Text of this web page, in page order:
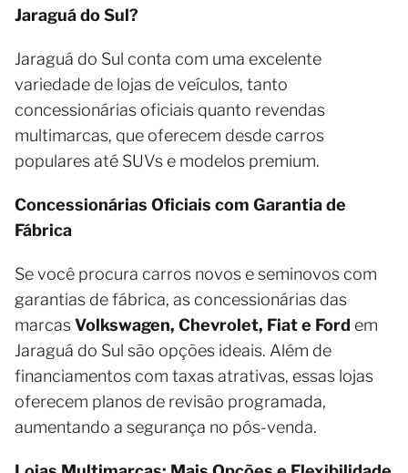
Jaraguá do Sul?
Jaraguá do Sul conta com uma excelente
variedade de lojas de veículos, tanto
concessionárias oficiais quanto revendas
multimarcas, que oferecem desde carros
populares até SUVs e modelos premium.
Concessionárias Oficiais com Garantia de
Fábrica
Se você procura carros novos e seminovos com
garantias de fábrica, as concessionárias das
marcasVolkswagen, Chevrolet, Fiat e Ford em
Jaraguá do Sul são opções ideais. Além de
financiamentos com taxas atrativas, essas lojas
oferecem planos de revisão programada,
aumentando a segurança no pós-venda.